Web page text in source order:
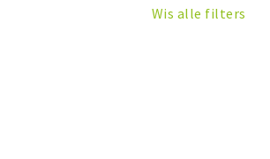
Wis alle filters